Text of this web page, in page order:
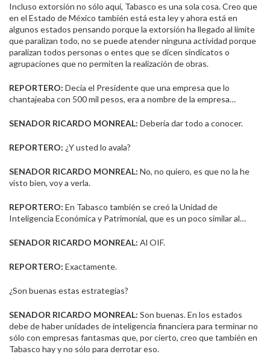
Incluso extorsión no sólo aquí, Tabasco es una sola cosa. Creo que
en el Estado de México también está esta ley y ahora está en
algunos estados pensando porque la extorsión ha llegado al límite
que paralizan todo, no se puede atender ninguna actividad porque
paralizan todos personas o entes que se dicen sindicatos o
agrupaciones que no permiten la realización de obras.
REPORTERO: Decía el Presidente que una empresa que lo
chantajeaba con 500 mil pesos, era a nombre de la empresa…
SENADOR RICARDO MONREAL: Debería dar todo a conocer.
REPORTERO: ¿Y usted lo avala?
SENADOR RICARDO MONREAL: No, no quiero, es que no la he
visto bien, voy a verla.
REPORTERO: En Tabasco también se creó la Unidad de
Inteligencia Económica y Patrimonial, que es un poco similar al…
SENADOR RICARDO MONREAL: Al OIF.
REPORTERO: Exactamente.
¿Son buenas estas estrategias?
SENADOR RICARDO MONREAL: Son buenas. En los estados
debe de haber unidades de inteligencia financiera para terminar no
sólo con empresas fantasmas que, por cierto, creo que también en
Tabasco hay y no sólo para derrotar eso.